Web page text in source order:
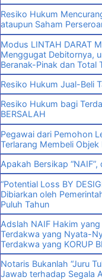
Resiko Hukum
ataupun Saham
Modus LINTAH DARAT
Menggugat Debitornya,
Beranak-Pinak dan Total
Resiko Hukum Jual-Beli
Resiko Hukum bagi
BERSALAH
Pegawai dari Pemohon
Terlarang Membeli
Apakah Bersikap
“Potential Loss BY
Dibiarkan oleh
Puluh Tahun
Adslah NAIF Hakim
Terdakwa yang Nyata-
Terdakwa yang KORUP
Notaris Bukanlah “Juru
Jawab terhadap Segala